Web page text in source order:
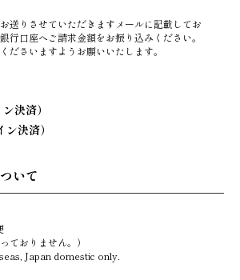
送りさせていただきますメールに記載してお
行口座へご請求金額をお振り込みください。
ださいますようお願いいたします。
決済）
決済）
いて
ておりません。）
Japan domestic only.